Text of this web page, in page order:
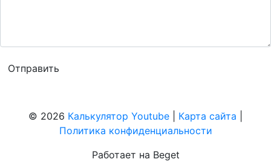
© 2026 Калькулятор Youtube Карта сайта
Политика конфиденциальности
Работает на Beget